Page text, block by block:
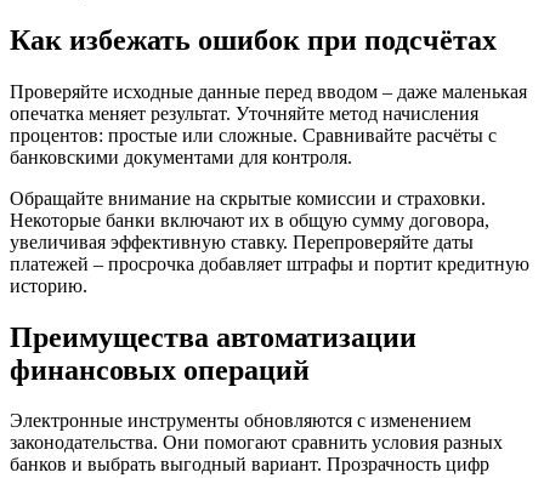
Как избежать ошибок при подсчётах
Проверяйте исходные данные перед вводом – даже маленькая
опечатка меняет результат. Уточняйте метод начисления
процентов: простые или сложные. Сравнивайте расчёты с
банковскими документами для контроля.
Обращайте внимание на скрытые комиссии и страховки.
Некоторые банки включают их в общую сумму договора,
увеличивая эффективную ставку. Перепроверяйте даты
платежей – просрочка добавляет штрафы и портит кредитную
историю.
Преимущества автоматизации
финансовых операций
Электронные инструменты обновляются с изменением
законодательства. Они помогают сравнить условия разных
банков и выбрать выгодный вариант. Прозрачность цифр